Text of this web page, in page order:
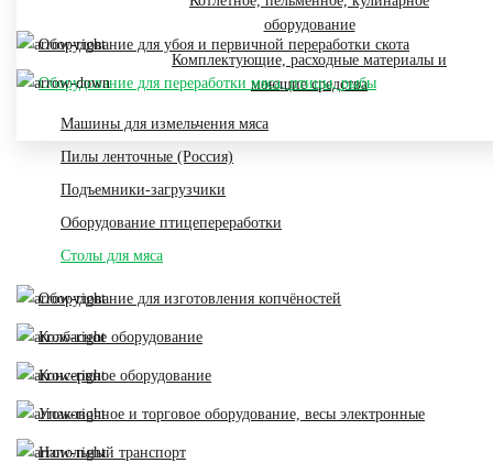
оборудование
Комплектующие, расходные материалы и
моющие средства
Оборудование для убоя и первичной переработки скота
Оборудование для переработки мяса, птицы, рыбы
Машины для измельчения мяса
Пилы ленточные (Россия)
Подъемники-загрузчики
Оборудование птицепереработки
Столы для мяса
Оборудование для изготовления копчёностей
Колбасное оборудование
Консервное оборудование
Упаковочное и торговое оборудование, весы электронные
Напольный транспорт